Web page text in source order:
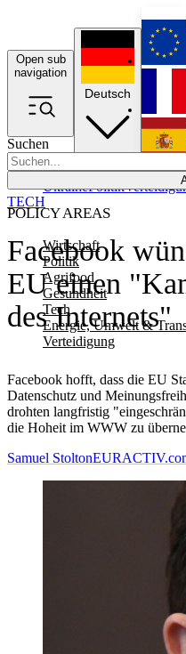
Open sub
navigation
Suchen
POLICY AREAS
Wirtschaft
Politik
Agrifood
Gesundheit
Tech
Energie, Umwelt &
Verteidigung
UkrainePolitik
Deutsch
Facebook
EU einen
des Internets"
Facebook hofft, dass die EU
Datenschutz und
drohten langfristig
die Hoheit im WWW zu
TECH
Samuel Stolton